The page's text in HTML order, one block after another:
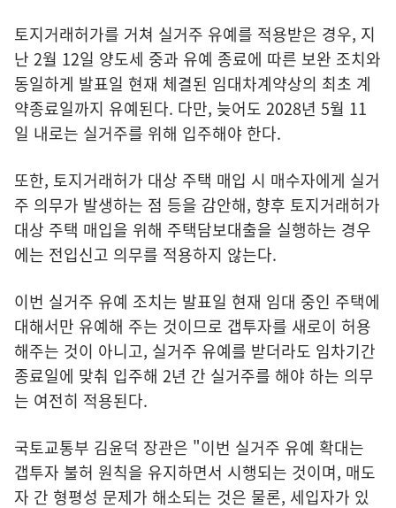
토지거래허가를 거쳐 실거주 유예를 적용받은 경우, 지
난 2월 12일 양도세 중과 유예 종료에 따른 보완 조치와
동일하게 발표일 현재 체결된 임대차계약상의 최초 계
약종료일까지 유예된다. 다만, 늦어도 2028년 5월 11
일 내로는 실거주를 위해 입주해야 한다.
또한, 토지거래허가 대상 주택 매입 시 매수자에게 실거
주 의무가 발생하는 점 등을 감안해, 향후 토지거래허가
대상 주택 매입을 위해 주택담보대출을 실행하는 경우
에는 전입신고 의무를 적용하지 않는다.
이번 실거주 유예 조치는 발표일 현재 임대 중인 주택에
대해서만 유예해 주는 것이므로 갭투자를 새로이 허용
해주는 것이 아니고, 실거주 유예를 받더라도 임차기간
종료일에 맞춰 입주해 2년 간 실거주를 해야 하는 의무
는 여전히 적용된다.
국토교통부 김윤덕 장관은 "이번 실거주 유예 확대는
갭투자 불허 원칙을 유지하면서 시행되는 것이며, 매도
자 간 형평성 문제가 해소되는 것은 물론, 세입자가 있